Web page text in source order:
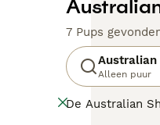
7 Pups
Australian
Alleen puur
De Australian